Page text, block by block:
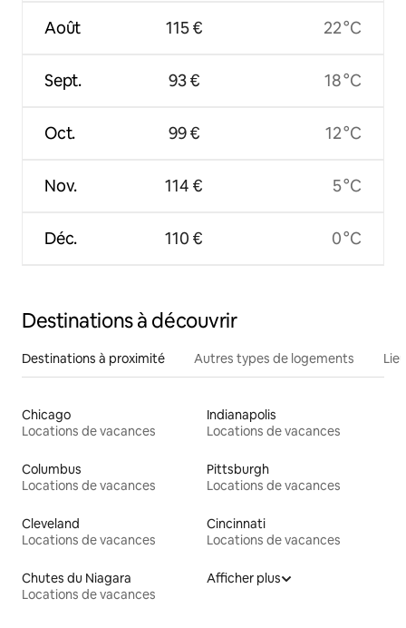
Août
Sept.
Oct.
Nov.
Déc.
115 €
93 €
99 €
114 €
110 €
22 °C
18 °C
12 °C
5 °C
0 °C
Destinations à découvrir
Destinations à proximité Autres types de logements
Chicago
Locations de vacances
Indianapolis
Locations de vacances
Columbus
Locations de vacances
Pittsburgh
Locations de vacances
Cleveland
Locations de vacances
Cincinnati
Locations de vacances
Chutes du Niagara
Locations de vacances
Afficher plus